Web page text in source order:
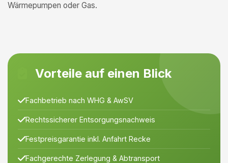
Wärmepumpen oder Gas.
Vorteile auf einen Blick
Fachbetrieb nach WHG & AwSV
Rechtssicherer Entsorgungsnachweis
Festpreisgarantie inkl. Anfahrt Recke
Fachgerechte Zerlegung & Abtransport